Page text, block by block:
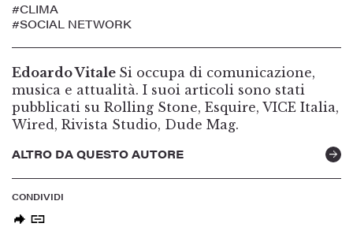
#CLIMA
#SOCIAL NETWORK
Edoardo Vitale Si occupa di comunicazione,
musica e attualità. I suoi articoli sono stati
pubblicati su Rolling Stone, Esquire, VICE Italia,
Wired, Rivista Studio, Dude Mag.
ALTRO DA QUESTO AUTORE
CONDIVIDI